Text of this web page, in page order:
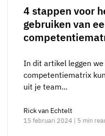
4 stappen voor
gebruiken van
In dit artikel leggen
competentiematrix
uit je team...
Rick van Echtelt
15 februari 2024 | 5 min